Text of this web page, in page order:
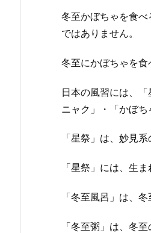
冬至かぼちゃを食
ではありません。
冬至にかぼちゃを食
日本の風習には、
ニャク」・「かぼち
「星祭」は、妙見
「星祭」には、生
「冬至風呂」は、
「冬至粥」は、冬